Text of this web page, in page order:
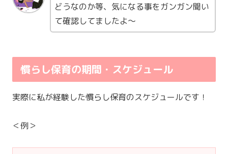
どうなのか等、気になる事をガンガン聞い
て確認してましたよ〜
慣らし保育の期間・スケジュール
実際に私が経験した慣らし保育のスケジュールです！
＜例＞